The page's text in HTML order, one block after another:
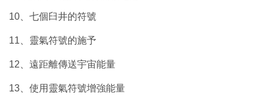
10、七個臼井的符號
11、靈氣符號的施予
12、遠距離傳送宇宙能量
13、使用靈氣符號增強能量